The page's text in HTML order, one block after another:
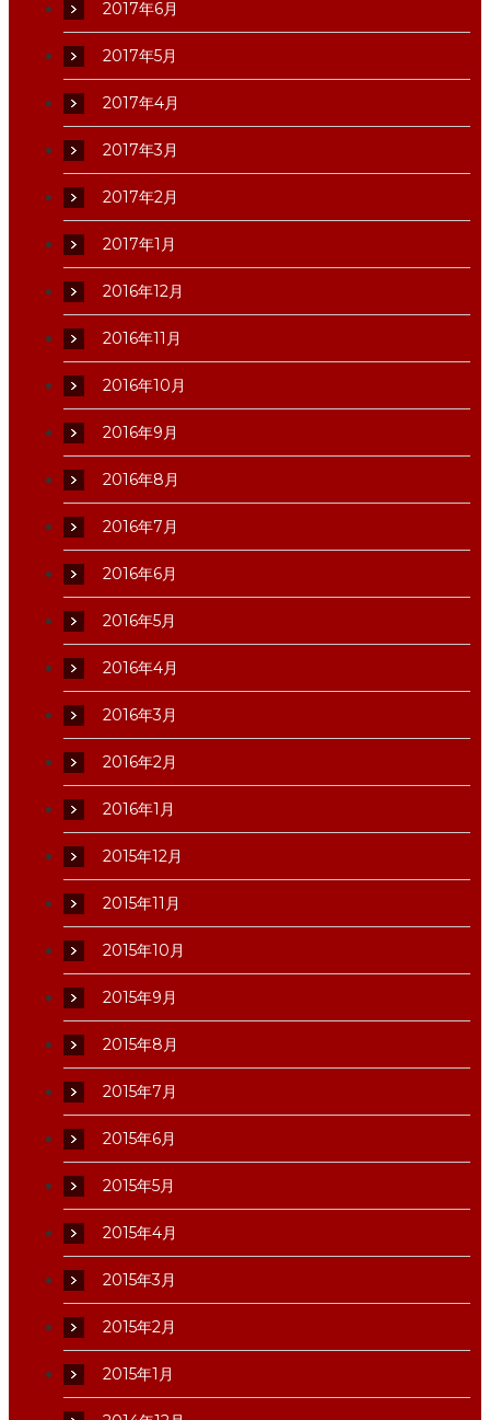
2017年6月
2017年5月
2017年4月
2017年3月
2017年2月
2017年1月
2016年12月
2016年11月
2016年10月
2016年9月
2016年8月
2016年7月
2016年6月
2016年5月
2016年4月
2016年3月
2016年2月
2016年1月
2015年12月
2015年11月
2015年10月
2015年9月
2015年8月
2015年7月
2015年6月
2015年5月
2015年4月
2015年3月
2015年2月
2015年1月